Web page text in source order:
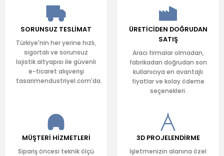
SORUNSUZ TESLİMAT
Türkiye'nin her yerine hızlı,
sigortalı ve sorunsuz
lojistik altyapısı ile güvenli
e-ticaret alışverişi
tasarimendustriyel.com'da.
ÜRETİCİDEN DOĞRUDAN
SATIŞ
Aracı firmalar olmadan,
fabrikadan doğrudan son
kullanıcıya en avantajlı
fiyatlar ve kolay ödeme
seçenekleri.
MÜŞTERİ HİZMETLERİ
Sipariş öncesi teknik ölçü
3D PROJELENDİRME
İşletmenizin alanına özel